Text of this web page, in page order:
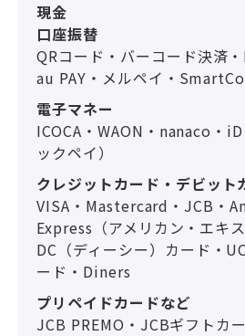
現金
口座振替
QRコード・バーコード決済
au PAY・メルペイ・
電子マネー
ICOCA・WAON・nanaco・
ックペイ）
クレジットカード・デビット
VISA・Mastercard・JCB・
Express（アメリカン・エキ
DC（ディーシー）カード・
ード・Diners
プリペイドカードなど
JCB PREMO・JCBギフトカ